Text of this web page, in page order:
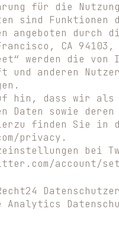
für die
sind Funktionen
angeboten
CA
werden die
und anderen
hin, dass wir
Daten sowie
finden Sie in
privacy.
bei
account/
Analytics